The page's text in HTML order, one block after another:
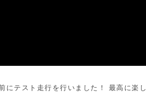
テスト走行を行いました！ 最高に楽し